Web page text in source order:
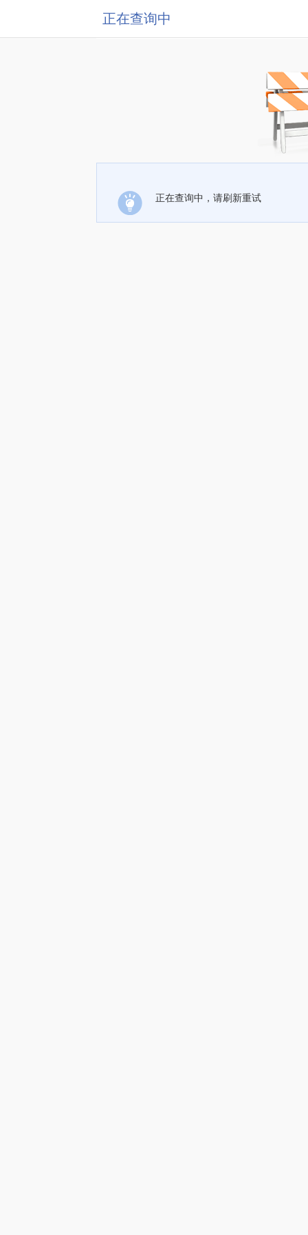
正在查询中
正在查询中，请刷新重试